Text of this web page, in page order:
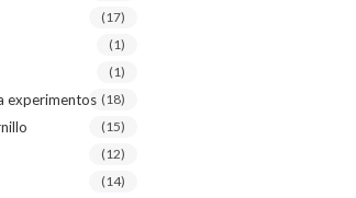
(17)
(1)
(1)
experimentos (18)
(15)
(12)
(14)